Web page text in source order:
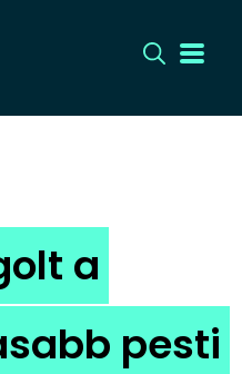
a
pesti